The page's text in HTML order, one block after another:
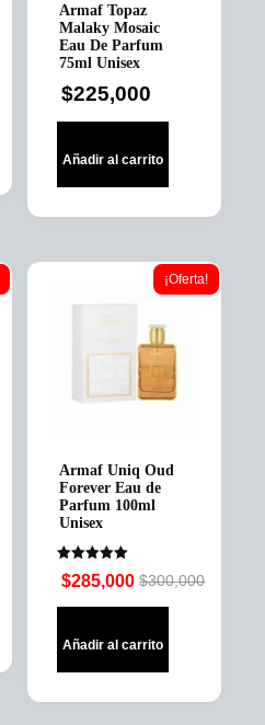
Armaf Topaz
Malaky Mosaic
Eau De Parfum
75ml Unisex
$225,000
Añadir al carrito
¡Oferta!
Armaf Uniq Oud
Forever Eau de
Parfum 100ml
Unisex
Valorado en
5.00
$300,000
Original
was:
$285,000
Current
is:
Añadir al carrito